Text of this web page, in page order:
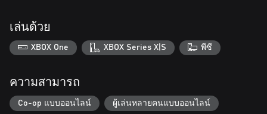
เล่นด้วย
XBOX One XBOX Series X|S พีซี
ความสามารถ
Co-op แบบออนไลน์ ผู้เล่นหลายคนแบบออนไลน์